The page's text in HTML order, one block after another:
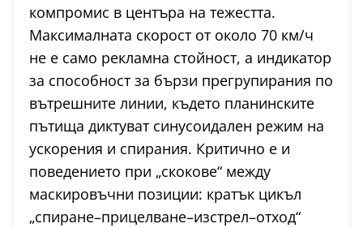
компромис в центъра на тежестта.
Максималната скорост от около 70 км/ч
не е само рекламна стойност, а индикатор
за способност за бързи прегрупирания по
вътрешните линии, където планинските
пътища диктуват синусоидален режим на
ускорения и спирания. Критично е и
поведението при „скокове“ между
маскировъчни позиции: кратък цикъл
„спиране–прицелване–изстрел–отход“